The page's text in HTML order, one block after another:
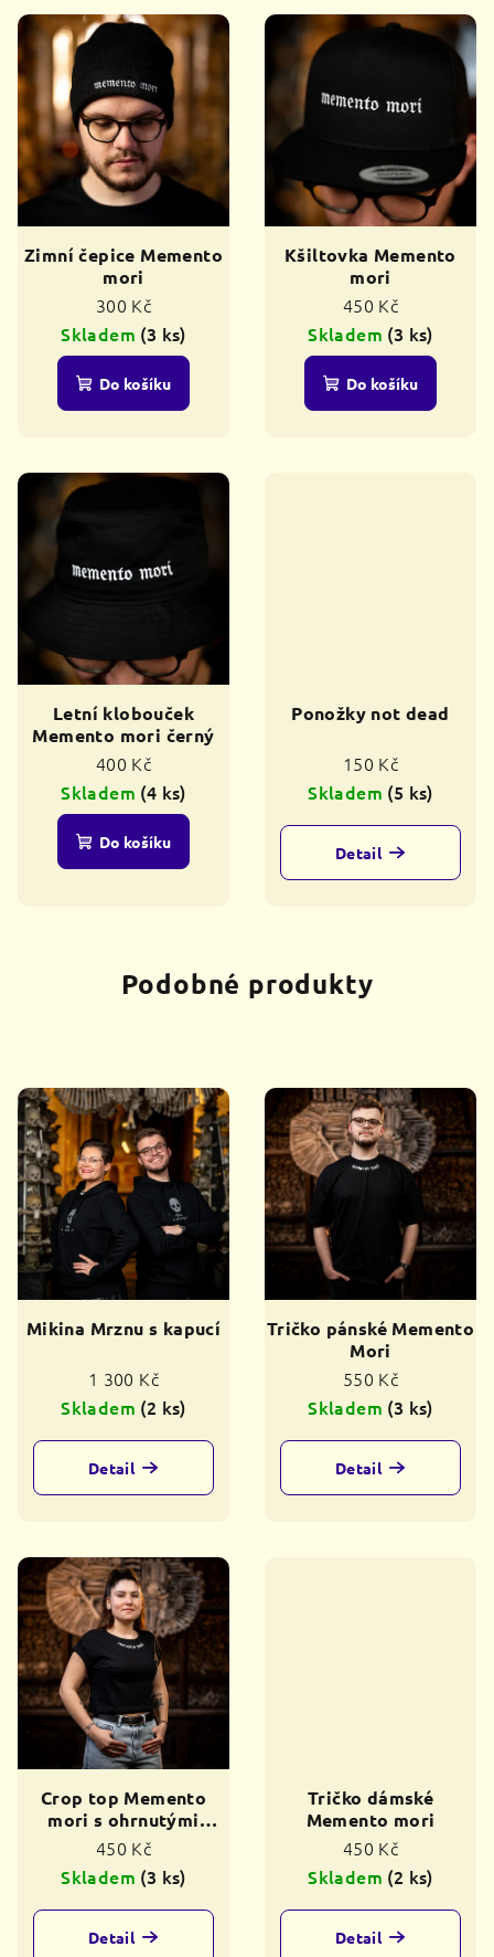
Zimní čepice Memento
mori
300 Kč
Skladem (3 ks)
Do košíku
Kšiltovka Memento
mori
450 Kč
Skladem (3 ks)
Do košíku
Letní klobouček
Memento mori černý
400 Kč
Skladem (4 ks)
Do košíku
Ponožky not dead
150 Kč
Skladem (5 ks)
Detail
Podobné produkty
Mikina Mrznu s kapucí
1 300 Kč
Skladem (2 ks)
Detail
Tričko pánské Memento
Mori
550 Kč
Skladem (3 ks)
Detail
Crop top Memento
mori s ohrnutými
rukávy
450 Kč
Skladem (3 ks)
Detail
Tričko dámské
Memento mori
450 Kč
Skladem (2 ks)
Detail